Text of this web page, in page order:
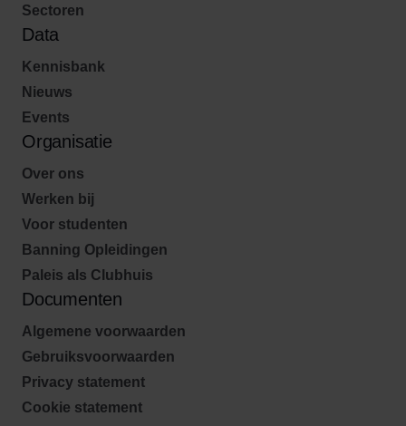
Sectoren
Data
Kennisbank
Nieuws
Events
Organisatie
Over ons
Werken bij
Voor studenten
Banning Opleidingen
Paleis als Clubhuis
Documenten
Algemene voorwaarden
Gebruiksvoorwaarden
Privacy statement
Cookie statement